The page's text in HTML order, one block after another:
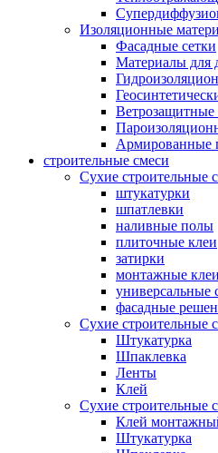
Изоляционные
Фасадные сетки
Материалы для
Армированные
строительные смеси
Сухие строительные
штукатурки
шпатлевки
наливные полы
плиточные клеи
затирки
монтажные клеи
универсальные
фасадные
Сухие
Штукатурка
Шпаклевка
Ленты
Клей
Сухие строительные
Клей
Штукатурка